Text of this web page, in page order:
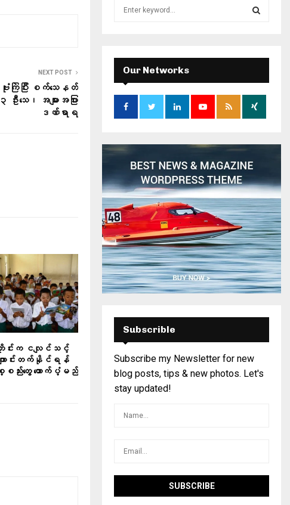
NEXT POST
ကြဲပြီး စက်သေနတ်
သေ၊ အများအပြား
ဒဏ်ရာရ
င်းက ငလျင်သင့်
ေ ကျောင်းတက်နိုင်ရန်
စ္စည်းတွေ ထောက်ပံ့မည်
:
E
A
R
Our Networks
Subscrible
Subscribe my Newsletter for new
blog posts, tips & new photos. Let's
stay updated!